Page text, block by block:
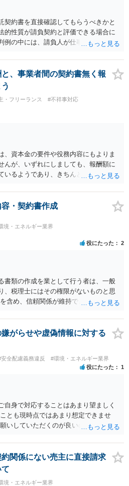
契約書を直接確認してもらうべきかと
的性質が請負契約と評価できる場合に
例の中には、請負人が仕事を完成させ
して判断すべきであるという見解を示
のような見解を踏まえ、あなたのケー
程まで終えており、仕事は完成してい
られます。 もっとも、相手方はこの
ない等を理由に、仕事の完成を認め
ような場合には、裁判所に民事調停
、一度、業務委託契約書や納品した
いの地域の弁護士に直接相談してみ
、事業者間の契約書無く報
・フリーランス
#不祥事対応
、資本金の要件や役務内容にもよりま
んが、いずれにしましても、報酬額に
いるようであり、きちんとした契約書
い下請代金を不当に定めることは禁止
は、基本的には、双方の合意に基づく
が認められる余地があると考えられ
・契約書作成
境・エネルギー業界
役にたった 2
書類の作成を業として行う者は、一般
、税理士にはその権限がないものと思
含め、信頼関係が維持できないのであ
がらせや虚偽情報に対する
安全配慮義務違反 #環境・エネルギー業界
役にたった 1
自身で対応することはあまり望ましく
とも現時点ではあまり想定できませ
いしていただくのが良いのではないで
関係にない売主に直接請求
境・エネルギー業界